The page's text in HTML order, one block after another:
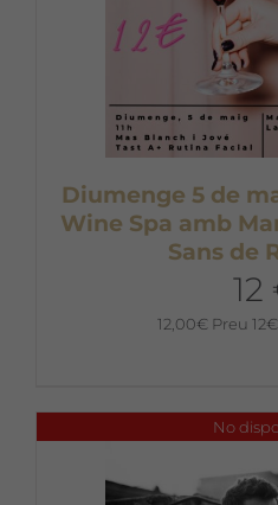
Diumenge 5 de
Wine Spa amb
Sans de
12
12,00€ Preu
No